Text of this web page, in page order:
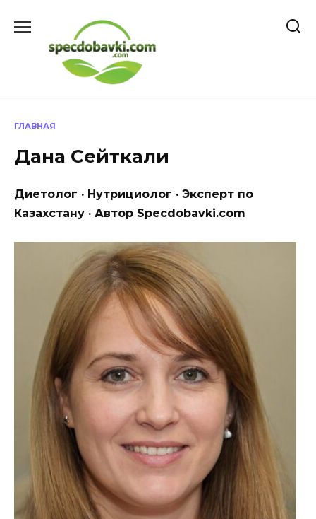
содержанию
ГЛАВНАЯ
Дана Сейткали
Диетолог · Нутрициолог · Эксперт по
Казахстану · Автор Specdobavki.com